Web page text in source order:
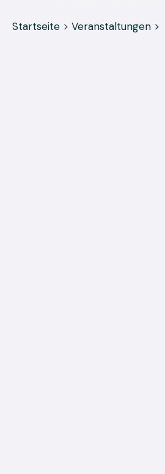
Startseite > Veranstaltungen >